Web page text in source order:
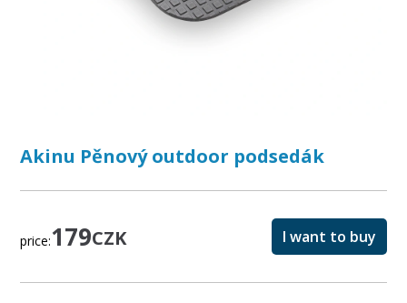
Akinu Pěnový outdoor podsedák
price:179CZK I want to buy